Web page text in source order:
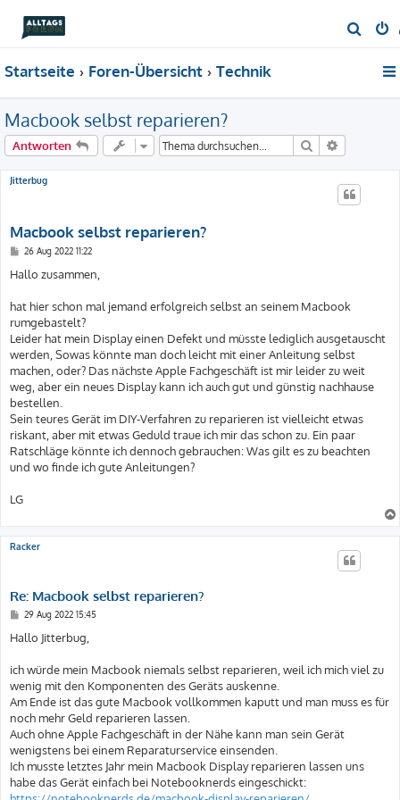
u
Startseite Foren-Übersicht Technik
Macbook selbst reparieren?
Antworten Suche
Jitterbug
Macbook selbst reparieren?
B
i
t
a
g
26 Aug 2022 11:22
Hallo zusammen,
hat hier schon mal jemand erfolgreich selbst an seinem Macbook
rumgebastelt?
Leider hat mein Display einen Defekt und müsste lediglich ausgetauscht
werden, Sowas könnte man doch leicht mit einer Anleitung selbst
machen, oder? Das nächste Apple Fachgeschäft ist mir leider zu weit
weg, aber ein neues Display kann ich auch gut und günstig nachhause
bestellen.
Sein teures Gerät im DIY-Verfahren zu reparieren ist vielleicht etwas
riskant, aber mit etwas Geduld traue ich mir das schon zu. Ein paar
Ratschläge könnte ich dennoch gebrauchen: Was gilt es zu beachten
und wo finde ich gute Anleitungen?
LG
Racker
Re: Macbook selbst reparieren?
B
i
t
a
g
29 Aug 2022 15:45
Hallo Jitterbug,
ich würde mein Macbook niemals selbst reparieren, weil ich mich viel zu
wenig mit den Komponenten des Geräts auskenne.
Am Ende ist das gute Macbook vollkommen kaputt und man muss es für
noch mehr Geld reparieren lassen.
Auch ohne Apple Fachgeschäft in der Nähe kann man sein Gerät
wenigstens bei einem Reparaturservice einsenden.
Ich musste letztes Jahr mein Macbook Display reparieren lassen uns
habe das Gerät einfach bei Notebooknerds eingeschickt: